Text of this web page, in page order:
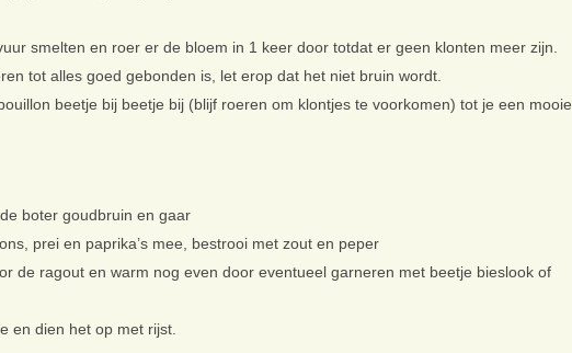
smelten en roer er de bloem in 1 keer door totdat er geen klonten meer zijn.
tot alles goed gebonden is, let erop dat het niet bruin wordt.
beetje bij beetje bij (blijf roeren om klontjes te voorkomen) tot je een mooie
boter goudbruin en gaar
prei en paprika’s mee, bestrooi met zout en peper
de ragout en warm nog even door eventueel garneren met beetje bieslook of
en dien het op met rijst.